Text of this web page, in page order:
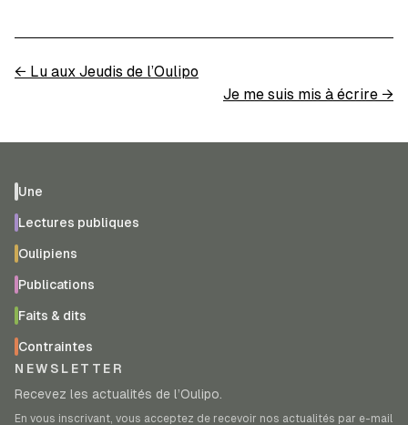
← Lu aux Jeudis de l’Oulipo
Je me suis mis à écrire →
Une
Lectures publiques
Oulipiens
Publications
Faits & dits
Contraintes
NEWSLETTER
Recevez les actualités de l’Oulipo.
En vous inscrivant, vous acceptez de recevoir nos actualités par e-mail